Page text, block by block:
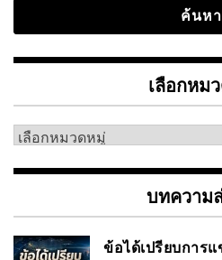
เลือกหม
เลือก
หมู่
บทความ
ข้อได้เปรียบการ